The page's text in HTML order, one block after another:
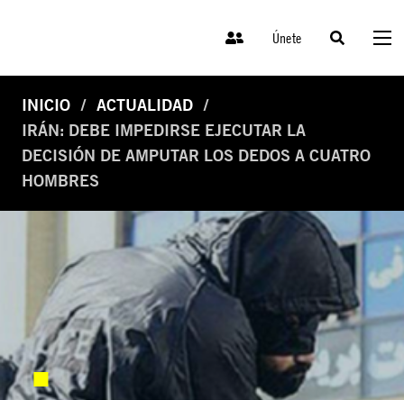
Únete
INICIO
ACTUALIDAD
IRÁN: DEBE IMPEDIRSE EJECUTAR LA
DECISIÓN DE AMPUTAR LOS DEDOS A CUATRO
HOMBRES